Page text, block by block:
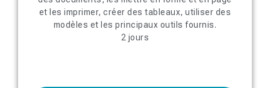
et les imprimer, créer des tableaux, utiliser des
modèles et les principaux outils fournis.
2 jours